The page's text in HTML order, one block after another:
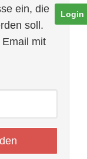
ein, die
soll.
mit
Login